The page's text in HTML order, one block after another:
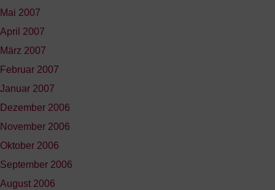
Mai 2007
April 2007
März 2007
Februar 2007
Januar 2007
Dezember 2006
November 2006
Oktober 2006
September 2006
August 2006